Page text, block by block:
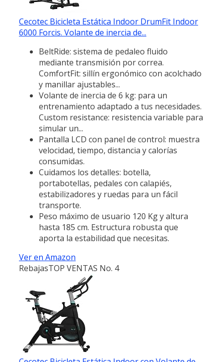
Cecotec Bicicleta Estática Indoor DrumFit Indoor
6000 Forcis. Volante de inercia de...
BeltRide: sistema de pedaleo fluido
mediante transmisión por correa.
ComfortFit: sillín ergonómico con acolchado
y manillar ajustables...
Volante de inercia de 6 kg: para un
entrenamiento adaptado a tus necesidades.
Custom resistance: resistencia variable para
simular un...
Pantalla LCD con panel de control: muestra
velocidad, tiempo, distancia y calorías
consumidas.
Cuidamos los detalles: botella,
portabotellas, pedales con calapiés,
estabilizadores y ruedas para un fácil
transporte.
Peso máximo de usuario 120 Kg y altura
hasta 185 cm. Estructura robusta que
aporta la estabilidad que necesitas.
Ver en Amazon
RebajasTOP VENTAS No. 4